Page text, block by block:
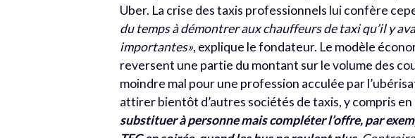
Uber. La crise des taxis professionnels lui confère
du temps à démontrer aux chauffeurs de taxi qu’il y
importantes», explique le fondateur. Le modèle
reversent une partie du montant sur le volume des
moindre mal pour une profession acculée par
attirer bientôt d’autres sociétés de taxis, y compris
substituer à personne mais compléter l’offre, par